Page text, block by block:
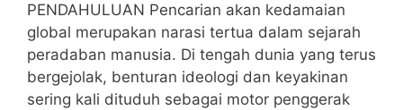
PENDAHULUAN Pencarian akan kedamaian
global merupakan narasi tertua dalam sejarah
peradaban manusia. Di tengah dunia yang terus
bergejolak, benturan ideologi dan keyakinan
sering kali dituduh sebagai motor penggerak